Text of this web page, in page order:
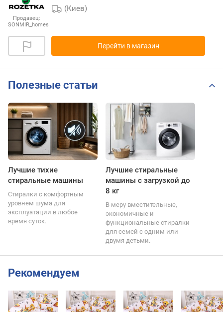
Продавец:
SONMIR_homes
(Киев)
Перейти в магазин
Полезные статьи
Лучшие тихие
стиральные машины
Стиралки с комфортным
уровнем шума для
эксплуатации в любое
время суток.
Лучшие стиральные
машины с загрузкой до
8 кг
В меру вместительные,
экономичные и
функциональные стиралки
для семей с одним или
двумя детьми.
Рекомендуем